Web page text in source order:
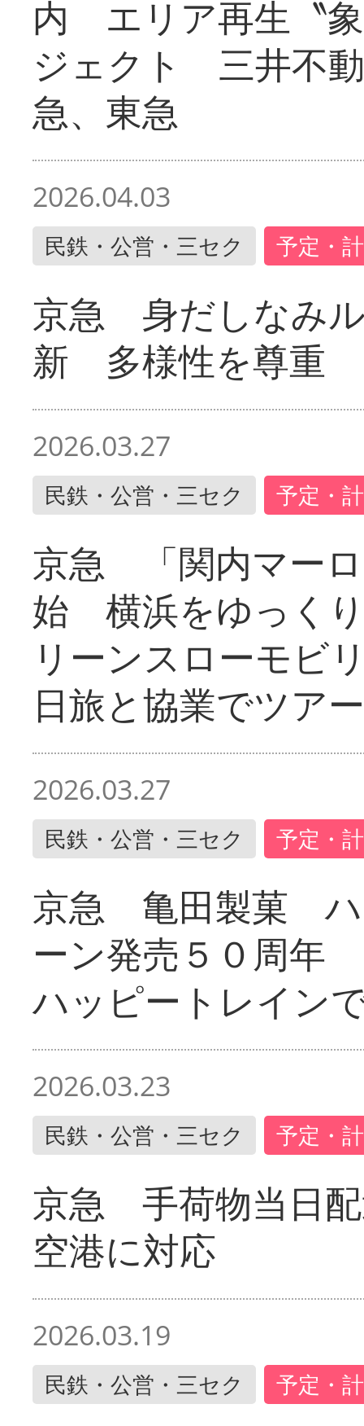
内 エリア再生〝
ジェクト 三井不
急、東急
2026.04.03
民鉄・公営・三セク 予定・
京急 身だしなみ
新 多様性を尊重
2026.03.27
民鉄・公営・三セク 予定・
京急 「関内マー
始 横浜をゆっく
リーンスローモ
日旅と協業でツアー
2026.03.27
民鉄・公営・三セク 予定・
京急 亀田製菓 ハ
ーン発売５０周年
ハッピートレイン
2026.03.23
民鉄・公営・三セク 予定・
京急 手荷物当日
空港に対応
2026.03.19
民鉄・公営・三セク 予定・